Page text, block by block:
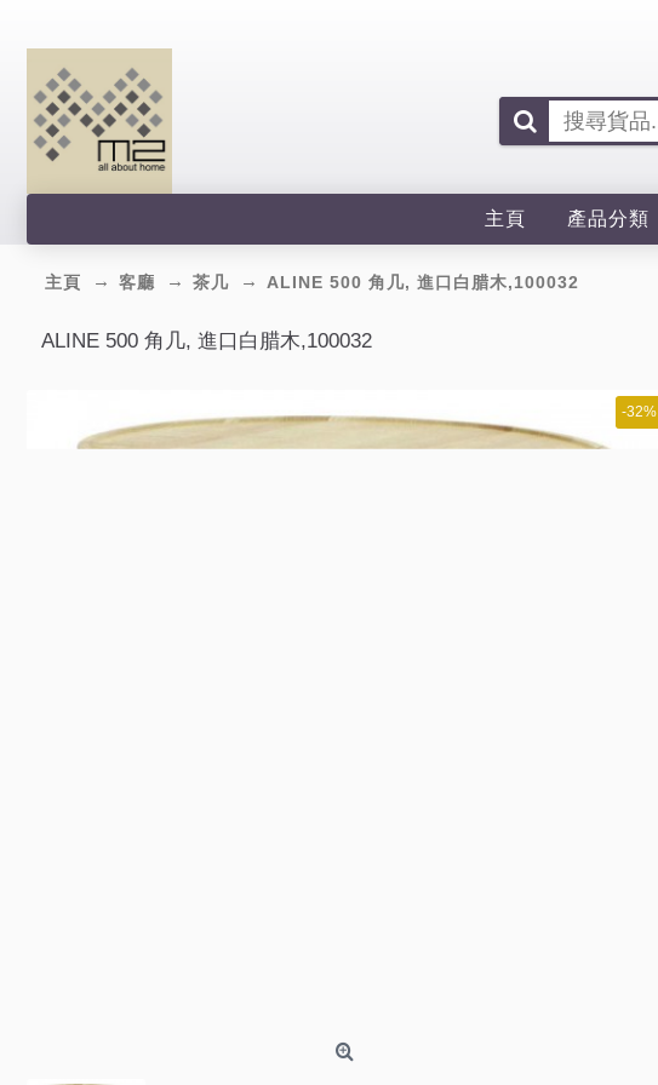
主頁 產品分類
主頁 客廳 茶几 ALINE 500 角几, 進口白腊木,100032
ALINE 500 角几, 進口白腊木,100032
-32%